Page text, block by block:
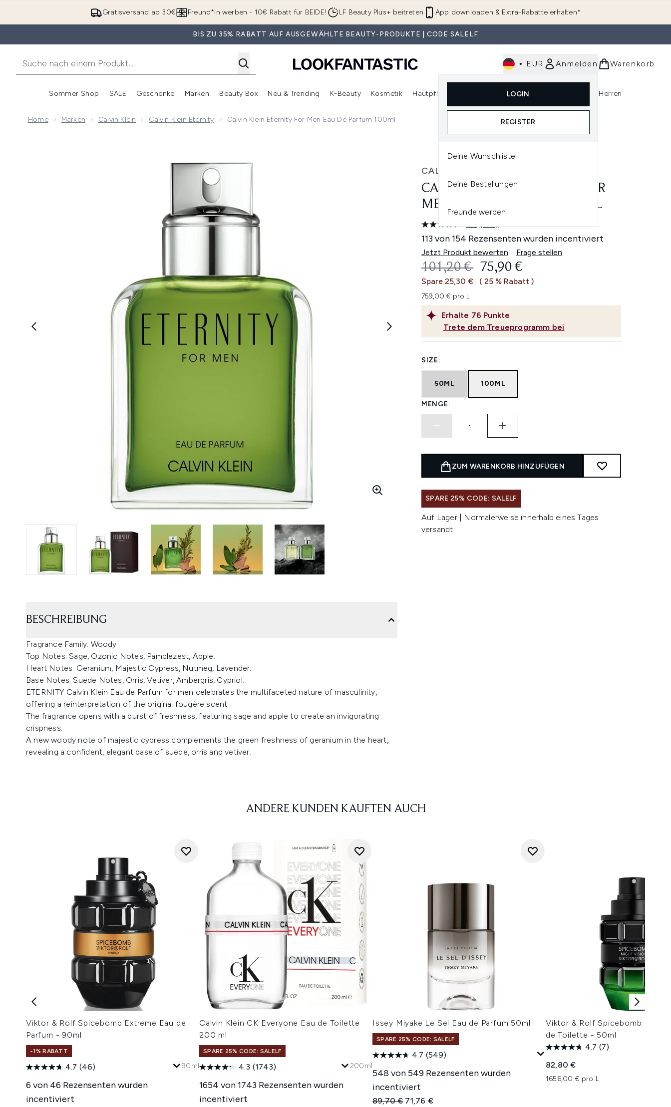
Zum Hauptinhalt springen
Gratisversand ab 30€ App downloaden & Extra-Rabatte erhalten*
Freund*in werben - 10€ Rabatt für BEIDE! LF Beauty Plus+ beitreten
BIS ZU 35% RABATT AUF AUSGEWÄHLTE BEAUTY-PRODUKTE | CODE SALELF
• EUR Anmelden
LOGIN
REGISTER
Deine Wunschliste
Deine Bestellungen
Freunde werben
Warenkorb
Sommer Shop
Untermenü Anmelden (Sommer Shop)
SALE
Untermenü Anmelden (SALE)
Geschenke
Untermenü Anmelden (Geschenke)
Marken
Untermenü Anmelden (Marken)
Beauty Box
Untermenü Anmelden (Beauty Box)
Neu & Trending
Untermenü Anmelden (Neu & Trending)
K-Beauty Kosmetik
Untermenü Anmelden (Kosmetik)
Hautpflege
Untermenü Anmelden (Haarpflege)
Parfum
Untermenü Anmelden (Parfum)
Herren
Home Marken Calvin Klein Calvin Klein Eternity Calvin Klein Eternity For Men Eau De Parfum 100ml
CALVIN KLEIN
CALVIN KLEIN ETERNITY FOR
MEN EAU DE PARFUM 100ML
4.5 154
Bewertungen
lesen.
Link
auf
derselben
Seite.
(154)
113 von 154 Rezensenten wurden incentiviert
Jetzt Produkt bewerten Frage stellen
Erhalte 76 Punkte
Trete dem Treueprogramm bei
UNVERBINDLICHE PREISEMPFEHLUNG:
101,20 € AKTUELLER PREIS:
75,90 €
Spare 25,30 € ( 25 % Rabatt )
759,00 € pro L
SIZE:
50ML 100ML
MENGE:
ZUM WARENKORB HINZUFÜGEN
SPARE 25% CODE: SALELF
Auf Lager | Normalerweise innerhalb eines Tages
versandt
BESCHREIBUNG
Fragrance Family: Woody
Top Notes: Sage, Ozonic Notes, Pamplezest, Apple.
Heart Notes: Geranium, Majestic Cypress, Nutmeg, Lavender.
Base Notes: Suede Notes, Orris, Vetiver, Ambergris, Cypriol.
ETERNITY Calvin Klein Eau de Parfum for men celebrates the multifaceted nature of masculinity,
offering a reinterpretation of the original fougère scent.
The fragrance opens with a burst of freshness, featuring sage and apple to create an invigorating
crispness.
A new woody note of majestic cypress complements the green freshness of geranium in the heart,
revealing a confident, elegant base of suede, orris and vetiver.
ANDERE KUNDEN KAUFTEN AUCH
Viktor & Rolf Spicebomb Extreme Eau de
Parfum - 90ml
-1% RABATT
4.7 (46)
6 von 46 Rezensenten wurden
incentiviert
90ml
Calvin Klein CK Everyone Eau de Toilette
200 ml
SPARE 25% CODE: SALELF
4.3 (1743)
1654 von 1743 Rezensenten wurden
incentiviert
200ml
Issey Miyake Le Sel Eau de Parfum 50ml
SPARE 25% CODE: SALELF
4.7 (549)
548 von 549 Rezensenten wurden
incentiviert
Unverbindliche Preisempfehlung:
89,70 € Aktueller Preis:
71,76 €
Viktor & Rolf Spicebomb Night
de Toilette - 50ml
4.7 (7)
82,80 €
1656,00 € pro L